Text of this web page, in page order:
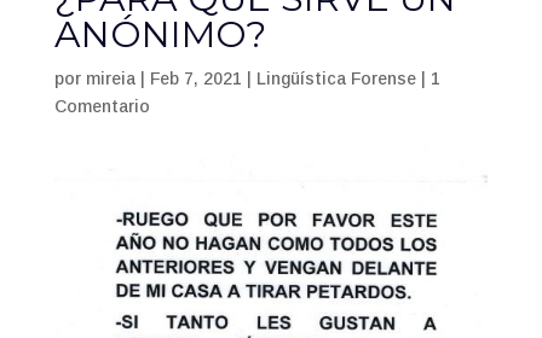
ANÓNIMO?
por mireia| Feb 7, 2021 Lingüística Forense| 1
Comentario